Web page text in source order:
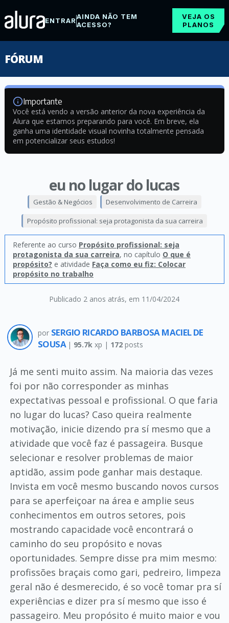
ENTRARAINDA NÃO TEM
ACESSO?
VEJA OS
PLANOS
FÓRUM
Importante
Você está vendo a versão anterior da nova experiência da
Alura que estamos preparando para você. Em breve, ela
ganha uma identidade visual novinha totalmente pensada
em potencializar seus estudos!
eu no lugar do lucas
Publicado 2 anos atrás, em 11/04/2024
Gestão & Negócios Desenvolvimento de Carreira
Propósito profissional: seja protagonista da sua carreira
Referente ao curso Propósito profissional: seja
protagonista da sua carreira, no capítulo O que é
propósito? e atividade Faça como eu fiz: Colocar
propósito no trabalho
por SERGIO RICARDO BARBOSA MACIEL DE
SOUSA | 95.7k xp | 172 posts
Já me senti muito assim. Na maioria das vezes
foi por não corresponder as minhas
expectativas pessoal e profissional. O que faria
no lugar do lucas? Caso queira realmente
motivação, inicie dizendo pra sí mesmo que a
atividade que você faz é passageira. Busque
selecionar e resolver problemas de maior
aptidão, assim pode ganhar mais destaque.
Invista em você mesmo buscando novos cursos
para se aperfeiçoar na área e amplie seus
conhecimentos em outros setores, pois
mostrando capacidade você encontrará o
caminho do seu propósito e novas
oportunidades. Sempre disse pra mim mesmo:
profissões braçais como gari, pedreiro, limpeza
geral não é desmerecido, é so você tomar pra sí
experiências e dizer pra sí mesmo que isso é
passageiro. Meu propósito é muito maior e vou